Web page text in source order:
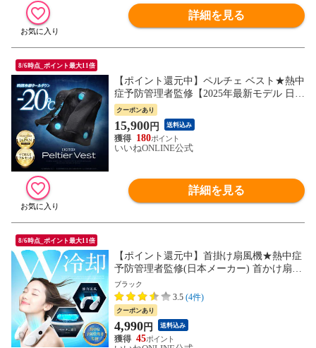
詳細を見る
8/6時点_ポイント最大11倍
【ポイント還元中】ペルチェ ベスト★熱中
症予防管理者監修【2025年最新モデル 日本
企業企画】10000mAh大容量バッテリー付
き 冷却ベスト フリーサイズ 男女兼用 プレ
ゼント 冷却
クーポンあり
15,900円 送料込み
180
いいねONLINE公式
詳細を見る
8/6時点_ポイント最大11倍
【ポイント還元中】首掛け扇風機★熱中症
予防管理者監修(日本メーカー) 首かけ扇風
機 -15℃瞬間冷却プレート ネックファン 扇
風機 ネッククーラー 携帯扇風機 羽なし 羽
根なし 冷感 大風量 EXCITECH 冷却 父の
日
ブラック
3.5 (4件)
クーポンあり
4,990円 送料込み
45